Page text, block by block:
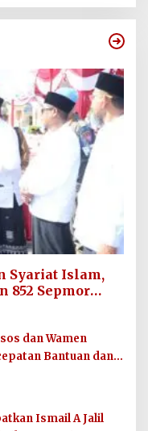
Syariat Islam,
852 Sepmor
dan Wamen
Bantuan dan
Ismail A Jalil